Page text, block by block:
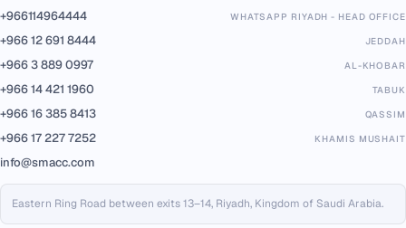
+966114964444 WHATSAPP RIYADH - HEAD OFFICE
+966 12 691 8444 JEDDAH
+966 3 889 0997 AL-KHOBAR
+966 14 421 1960 TABUK
+966 16 385 8413 QASSIM
+966 17 227 7252 KHAMIS MUSHAIT
info@smacc.com
Eastern Ring Road between exits 13–14, Riyadh, Kingdom of Saudi Arabia.